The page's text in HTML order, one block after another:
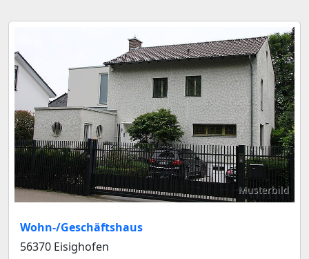
Musterbild
Wohn-/Geschäftshaus
56370 Eisighofen